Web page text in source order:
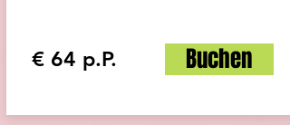
€ 64 p.P. Buchen